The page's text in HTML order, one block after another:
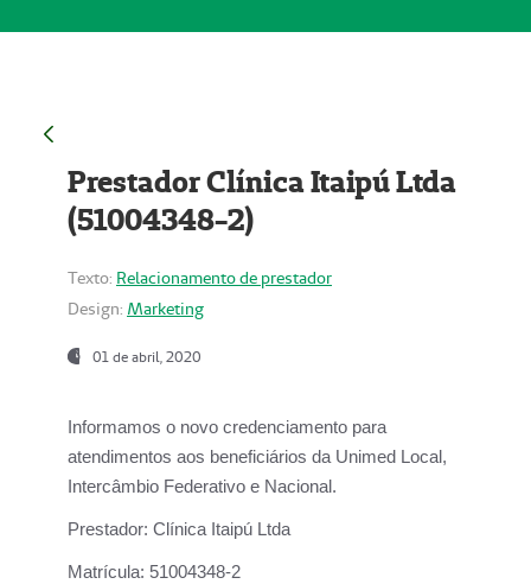
Prestador Clínica Itaipú Ltda
(51004348-2)
Texto: Relacionamento de prestador
Design: Marketing
01 de abril, 2020
Informamos o novo credenciamento para
atendimentos aos beneficiários da Unimed Local,
Intercâmbio Federativo e Nacional.
Prestador: Clínica Itaipú Ltda
Matrícula: 51004348-2